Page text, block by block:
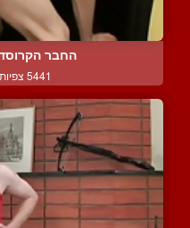
החבר
5441 צפיות